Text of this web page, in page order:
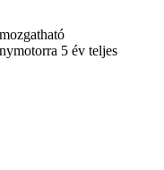
5 év teljes